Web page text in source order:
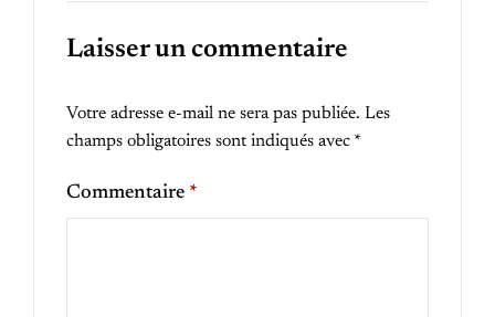
Laisser un commentaire
Votre adresse e-mail ne sera pas publiée. Les
champs obligatoires sont indiqués avec *
Commentaire *